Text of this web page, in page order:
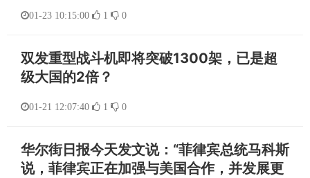
01-23 10:15:00 1 0
双发重型战斗机即将突破1300架，已是超
级大国的2倍？
01-21 12:07:40 1 0
华尔街日报今天发文说：“菲律宾总统马科斯
说，菲律宾正在加强与美国合作，并发展更